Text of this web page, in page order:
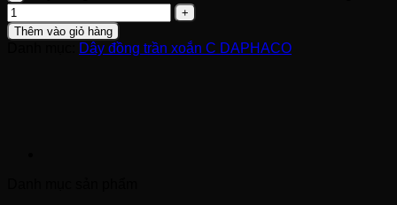
Thêm vào giỏ hàng
Dây đồng trần xoắn C DAPHACO